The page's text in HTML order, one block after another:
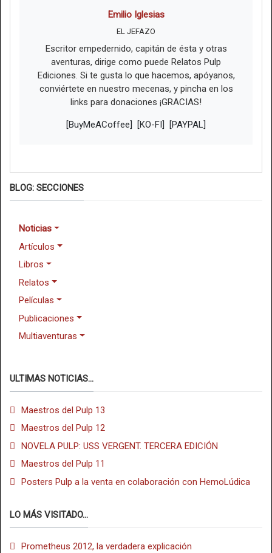
Emilio Iglesias
EL JEFAZO
Escritor empedernido, capitán de ésta y otras
aventuras, dirige como puede Relatos Pulp
Ediciones. Si te gusta lo que hacemos, apóyanos,
conviértete en nuestro mecenas, y pincha en los
links para donaciones ¡GRACIAS!
[BuyMeACoffee] [KO-FI] [PAYPAL]
BLOG: SECCIONES
Noticias
Artículos
Libros
Relatos
Películas
Publicaciones
Multiaventuras
ULTIMAS NOTICIAS...
Maestros del Pulp 13
Maestros del Pulp 12
NOVELA PULP: USS VERGENT. TERCERA EDICIÓN
Maestros del Pulp 11
Posters Pulp a la venta en colaboración con HemoLúdica
LO MÁS VISITADO...
Prometheus 2012, la verdadera explicación